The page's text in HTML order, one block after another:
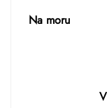
Na moru